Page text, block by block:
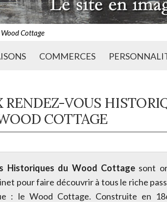
Cottage
COMMERCES
VOUS
COTTAGE
Historiques du Wood Cottage sont
pour faire découvrir à tous le riche
: le Wood Cottage. Construite en